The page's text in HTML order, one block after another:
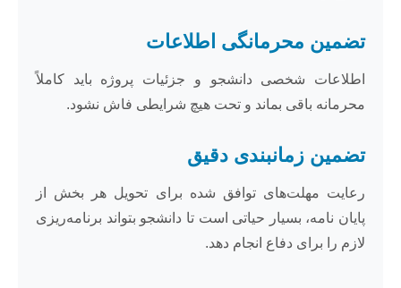
تضمین محرمانگی اطلاعات
اطلاعات شخصی دانشجو و جزئیات پروژه باید کاملاً
محرمانه باقی بماند و تحت هیچ شرایطی فاش نشود.
تضمین زمانبندی دقیق
رعایت مهلت‌های توافق شده برای تحویل هر بخش از
پایان نامه، بسیار حیاتی است تا دانشجو بتواند برنامه‌ریزی
لازم را برای دفاع انجام دهد.